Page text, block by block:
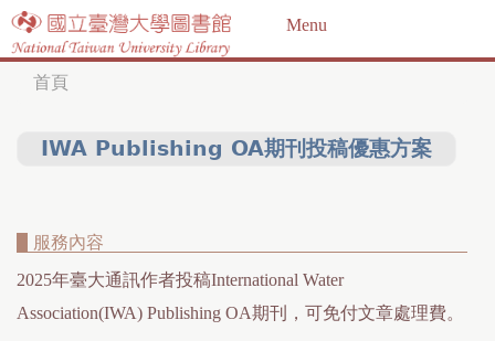
Jump to navigation
Menu
在
首頁
IWA Publishing OA期刊投稿優惠方案
服務內容
2025年臺大通訊作者投稿International Water
Association(IWA) Publishing OA期刊，可免付文章處理費。